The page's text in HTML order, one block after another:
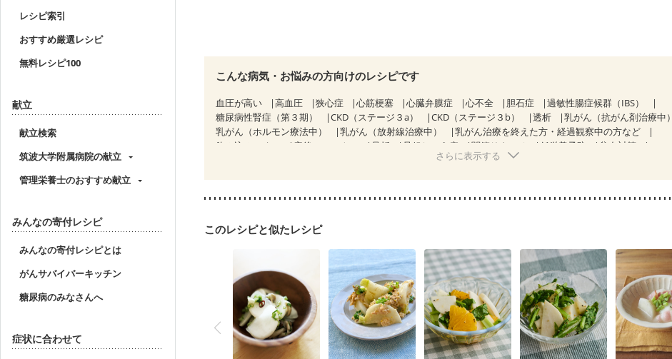
レシピ索引
おすすめ厳選レシピ
無料レシピ100
献立
献立検索
筑波大学附属病院の献立
管理栄養士のおすすめ献立
みんなの寄付レシピ
みんなの寄付レシピとは
がんサバイバーキッチン
糖尿病のみなさんへ
症状に合わせて
こんな病気・お悩みの方向けのレシピです
血圧が高い 高血圧 狭心症 心筋梗塞 心臓弁膜症 心不全 胆石症
過敏性腸症候群（IBS）
糖尿病性腎症（第３期）
CKD（ステージ３a） CKD（ステージ３b） 透析
乳がん（抗がん剤治療中）
乳がん（ホルモン療法中）
乳がん（放射線治療中）
乳がん治療を終えた方・経過観察中の方など
飲み込みにくい
産後（ミルク） 骨折 骨粗しょう症 関節リウマチ 低栄養予防
貧血対策
さらに表示する
このレシピと似たレシピ